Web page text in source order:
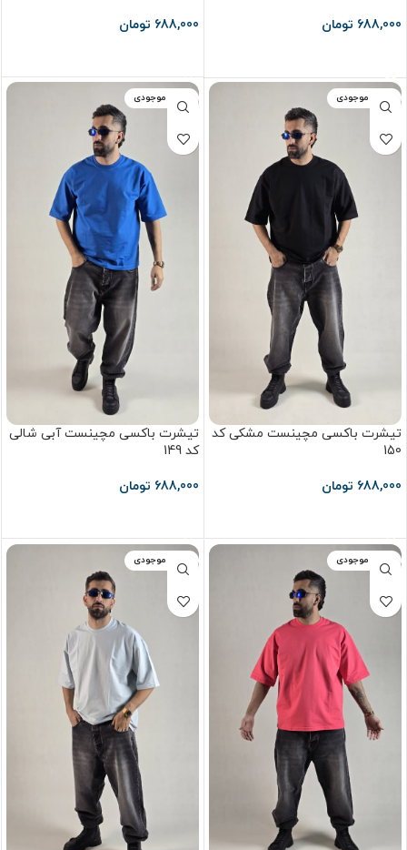
688,000 تومان 688,000 تومان
اتمام موجودی
تیشرت باکسی مچینست مشکی کد
150
688,000 تومان
اتمام موجودی
تیشرت باکسی مچینست آبی شالی
کد 149
688,000 تومان
اتمام موجودی اتمام موجودی